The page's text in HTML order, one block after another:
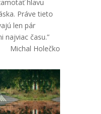
hlavu
Práve tieto
len pár
najviac času.”
Michal Holečko